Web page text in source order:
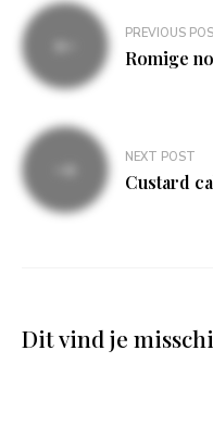
Bericht
navigatie
PREVIOUS
Romige
NEXT POST
Custard
Dit vind je